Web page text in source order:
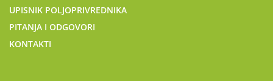
UPISNIK POLJOPRIVREDNIKA
PITANJA I ODGOVORI
KONTAKTI